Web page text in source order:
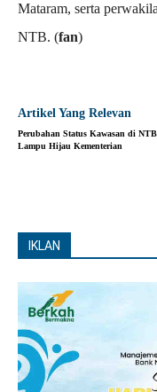
Mataram, serta
NTB. (fan)
Artikel Yang Relevan
Perubahan Status Kawasan di
Lampu Hijau Kementerian
IKLAN